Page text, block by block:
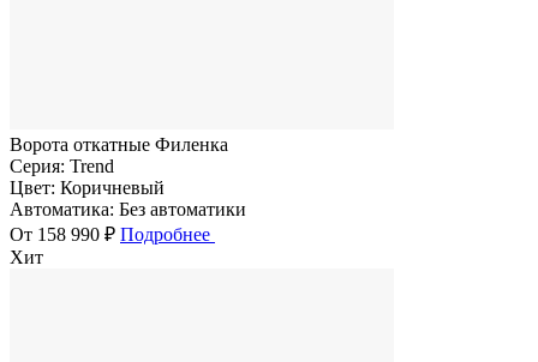
Ворота откатные Филенка
Серия: Trend
Цвет: Коричневый
Автоматика: Без автоматики
От 158 990 ₽ Подробнее
Хит